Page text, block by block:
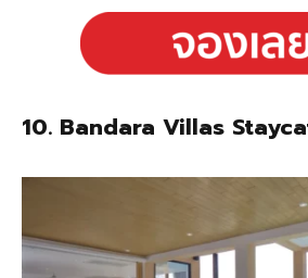
10. Bandara Villas